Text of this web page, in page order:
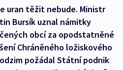
uran těžit nebude. Ministr
Bursík uznal námitky
obcí za opodstatněné
Chráněného ložiskového
požádal Státní podnik